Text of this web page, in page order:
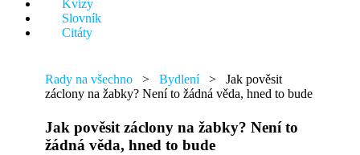
Kvízy
Slovník
Citáty
Rady na všechno > Bydlení> Jak pověsit
záclony na žabky? Není to žádná věda, hned to bude
Jak pověsit záclony na žabky? Není to
žádná věda, hned to bude